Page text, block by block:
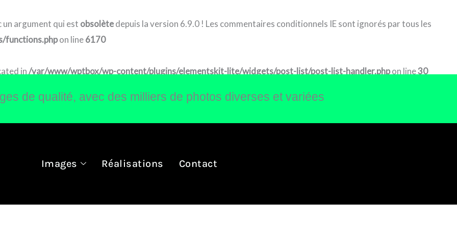
un argument qui est obsolètedepuis la version 6.9.0 ! Les commentaires conditionnels IE sont ignorés par tous les
functions.phpon line6170
in/var/www/wptbox/wp-content/plugins/elementskit-lite/widgets/post-list/post-list-handler.phpon line30
de qualité, avec des milliers de photos diverses et variées
Images Réalisations Contact